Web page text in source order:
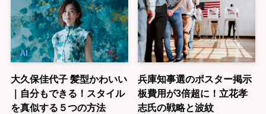
大久保佳代子 髪型かわいい
｜自分もできる！スタイル
を真似する５つの方法
兵庫知事選のポスター掲示
板費用が3倍超に！立花孝
志氏の戦略と波紋